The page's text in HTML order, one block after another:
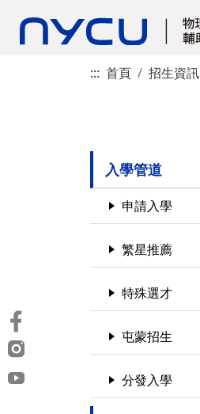
::: 首頁 招生資訊
入學管道
申請入學
繁星推薦
特殊選才
屯蒙招生
分發入學